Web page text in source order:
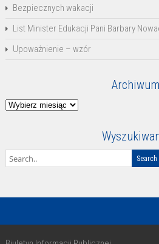
Bezpiecznych wakacji
List Minister Edukacji Pani Barbary
Upoważnienie – wzór
Archiwum
Archiwum